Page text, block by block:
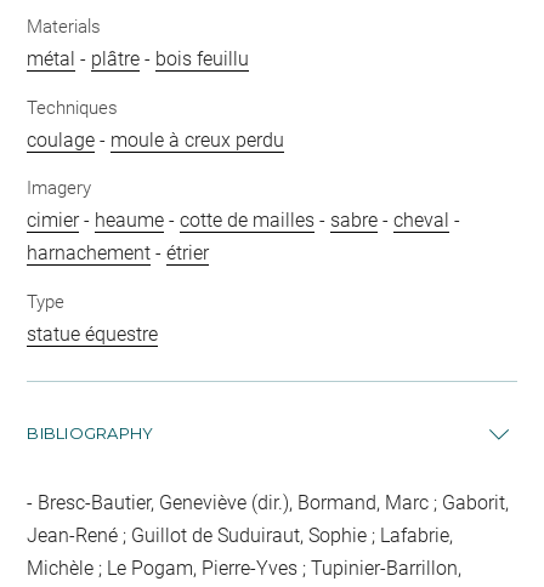
Materials
métal - plâtre - bois feuillu
Techniques
coulage - moule à creux perdu
Imagery
cimier- heaume -cotte de mailles - sabre -cheval -
harnachement -étrier
Type
statue équestre
BIBLIOGRAPHY
Bresc-Bautier, Geneviève (dir.), Bormand, Marc ; Gaborit,
Jean-René ; Guillot de Suduiraut, Sophie ; Lafabrie,
Michèle ; Le Pogam, Pierre-Yves ; Tupinier-Barrillon,